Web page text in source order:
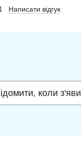
Написати відгук
коли